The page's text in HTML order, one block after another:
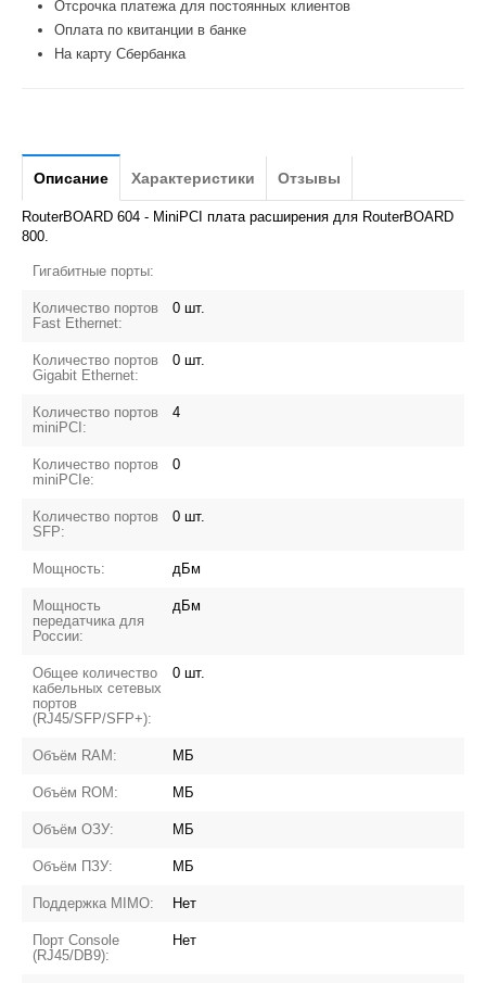
Отсрочка платежа для постоянных клиентов
Оплата по квитанции в банке
На карту Сбербанка
Описание Характеристики Отзывы
RouterBOARD 604 - MiniPCI плата расширения для RouterBOARD
800.
Гигабитные порты:
Количество портов
Fast Ethernet:
0 шт.
Количество портов
Gigabit Ethernet:
0 шт.
Количество портов
miniPCI:
4
Количество портов
miniPCIe:
0
Количество портов
SFP:
0 шт.
Мощность: дБм
Мощность
передатчика для
России:
дБм
Общее количество
кабельных сетевых
портов
(RJ45/SFP/SFP+):
0 шт.
Объём RAM: МБ
Объём ROM: МБ
Объём ОЗУ: МБ
Объём ПЗУ: МБ
Поддержка MIMO: Нет
Порт Console
(RJ45/DB9):
Нет